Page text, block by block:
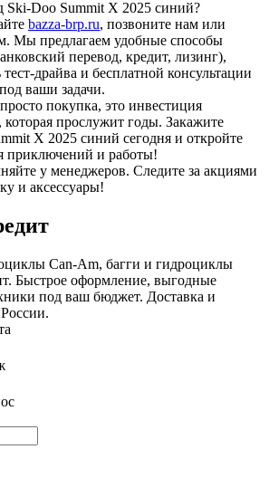
Ski-Doo Summit X 2025 синий?
bazza-brp.ru, позвоните нам или
Мы предлагаем удобные способы
перевод, кредит, лизинг),
драйва и бесплатной консультации
ваши задачи.
покупка, это инвестиция
прослужит годы. Закажите
X 2025 синий сегодня и откройте
приключений и работы!
у менеджеров. Следите за акциями
и аксессуары!
Can-Am, багги и гидроциклы
Быстрое оформление, выгодные
под ваш бюджет. Доставка и